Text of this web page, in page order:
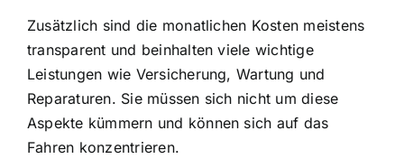
Zusätzlich sind die monatlichen Kosten meistens
transparent und beinhalten viele wichtige
Leistungen wie Versicherung, Wartung und
Reparaturen. Sie müssen sich nicht um diese
Aspekte kümmern und können sich auf das
Fahren konzentrieren.